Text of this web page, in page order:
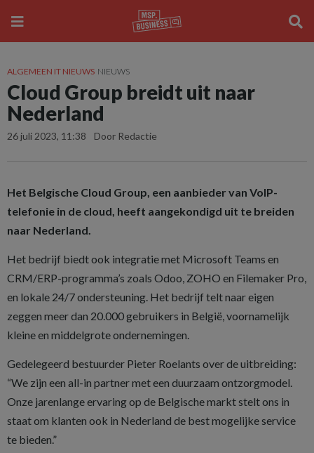
ALGEMEEN IT NIEUWS NIEUWS
Cloud Group breidt uit naar
Nederland
26 juli 2023, 11:38 Door Redactie
Het Belgische Cloud Group, een aanbieder van VoIP-
telefonie in de cloud, heeft aangekondigd uit te breiden
naar Nederland.
Het bedrijf biedt ook integratie met Microsoft Teams en
CRM/ERP-programma’s zoals Odoo, ZOHO en Filemaker Pro,
en lokale 24/7 ondersteuning. Het bedrijf telt naar eigen
zeggen meer dan 20.000 gebruikers in België, voornamelijk
kleine en middelgrote ondernemingen.
Gedelegeerd bestuurder Pieter Roelants over de uitbreiding:
“We zijn een all-in partner met een duurzaam ontzorgmodel.
Onze jarenlange ervaring op de Belgische markt stelt ons in
staat om klanten ook in Nederland de best mogelijke service
te bieden.”